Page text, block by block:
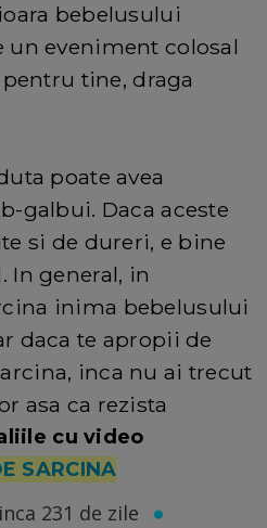
bebelusului
un eveniment colosal
tine, draga
poate avea
galbui. Daca aceste
si de dureri, e bine
In general, in
inima bebelusului
daca te apropii de
inca nu ai trecut
asa ca rezista
cu video
SARCINA
231 de zile